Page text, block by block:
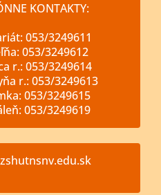
KONTAKTY:
053/3249611
053/3249612
r.: 053/3249614
r.: 053/3249613
053/3249615
053/3249619
hutnsnv.edu.sk